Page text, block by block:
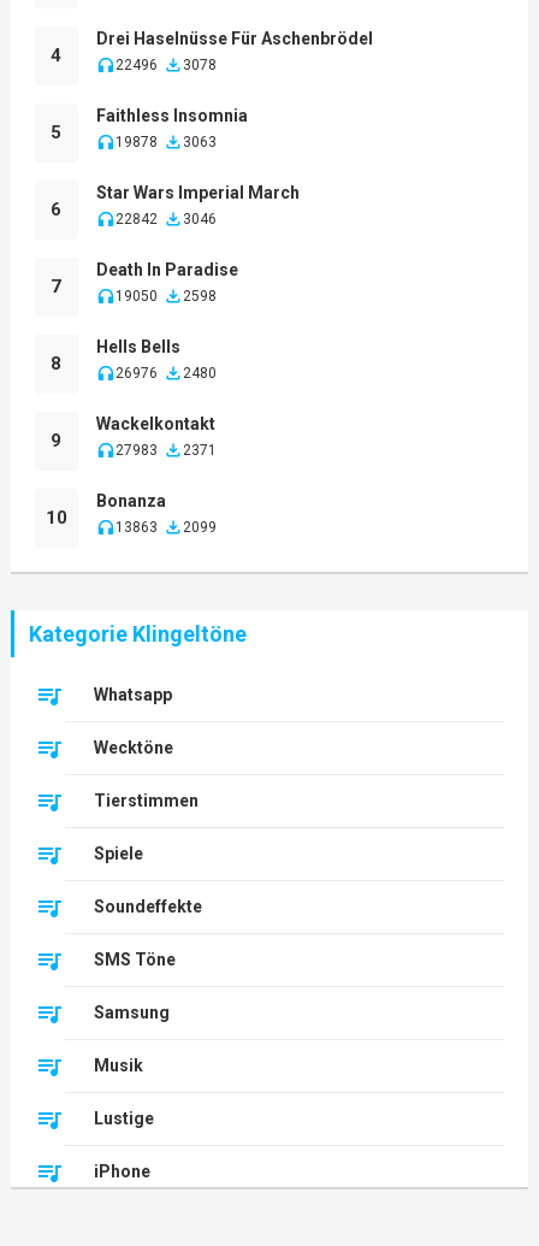
4
Drei Haselnüsse Für Aschenbrödel
22496 3078
5
Faithless Insomnia
19878 3063
6
Star Wars Imperial March
22842 3046
7
Death In Paradise
19050 2598
8
Hells Bells
26976 2480
9
Wackelkontakt
27983 2371
10
Bonanza
13863 2099
Kategorie Klingeltöne
Whatsapp
Wecktöne
Tierstimmen
Spiele
Soundeffekte
SMS Töne
Samsung
Musik
Lustige
iPhone